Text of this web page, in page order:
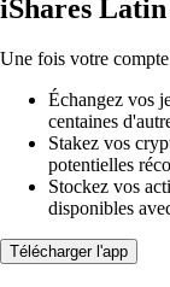
iShares
Une fois votre
Échangez vos
centaines
Stakez vos
potentielles
Stockez vos
disponibles
Télécharger l'app